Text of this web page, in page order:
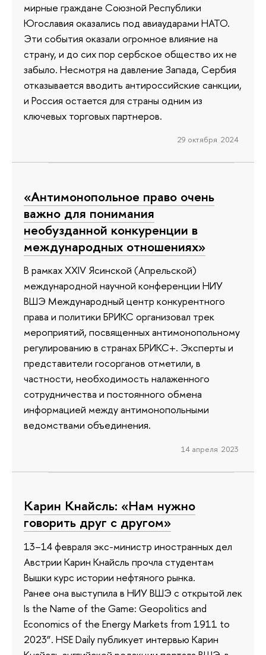
мирные граждане Союзной Республики
Югославия оказались под авиаударами НАТО.
Эти события оказали огромное влияние на
страну, и до сих пор сербское общество их не
забыло. Несмотря на давление Запада, Сербия
отказывается вводить антироссийские санкции,
и Россия остается для страны одним из
ключевых торговых партнеров.
29 октября 2024
«Антимонопольное право очень
важно для понимания
необузданной конкуренции в
международных отношениях»
В рамках XXIV Ясинской (Апрельской)
международной научной конференции НИУ
ВШЭ Международный центр конкурентного
права и политики БРИКС организовал трек
мероприятий, посвященных антимонопольному
регулированию в странах БРИКС+. Эксперты и
представители госорганов отметили, в
частности, необходимость налаженного
сотрудничества и постоянного обмена
информацией между антимонопольными
ведомствами объединения.
14 апреля 2023
Карин Кнайсль: «Нам нужно
говорить друг с другом»
13–14 февраля экс-министр иностранных дел
Австрии Карин Кнайсль прочла студентам
Вышки курс истории нефтяного рынка.
Ранее она выступила в НИУ ВШЭ с открытой лекцией
Is the Name of the Game: Geopolitics and
Economics of the Energy Markets from 1911 to
2023”. HSE Daily публикует интервью Карин